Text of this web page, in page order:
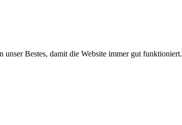
unser Bestes, damit die Website immer gut funktioniert.